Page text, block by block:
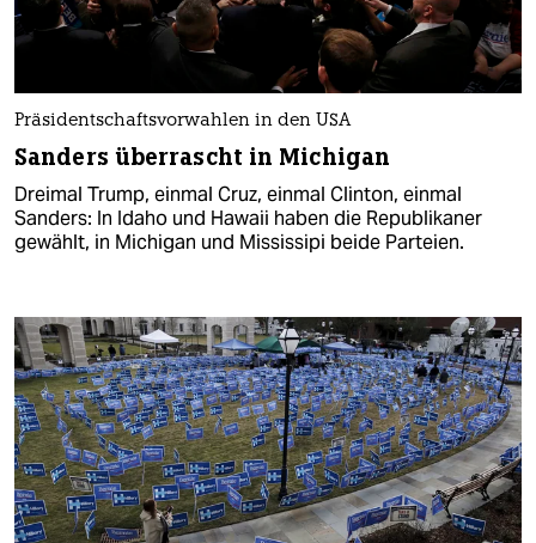
Präsidentschaftsvorwahlen in den USA
Sanders überrascht in Michigan
Dreimal Trump, einmal Cruz, einmal Clinton, einmal
Sanders: In Idaho und Hawaii haben die Republikaner
gewählt, in Michigan und Mississipi beide Parteien.